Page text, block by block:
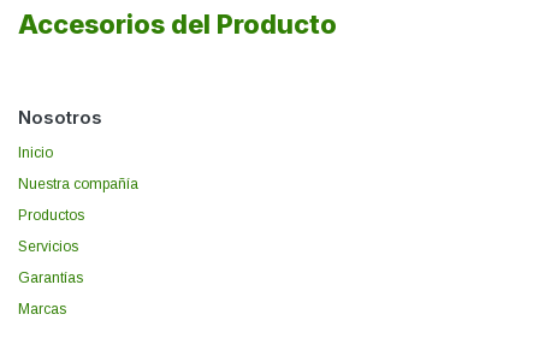
Accesorios del Producto
Nosotros
Inicio
Nuestra compañía
Productos
Servicios
Garantías
Marcas